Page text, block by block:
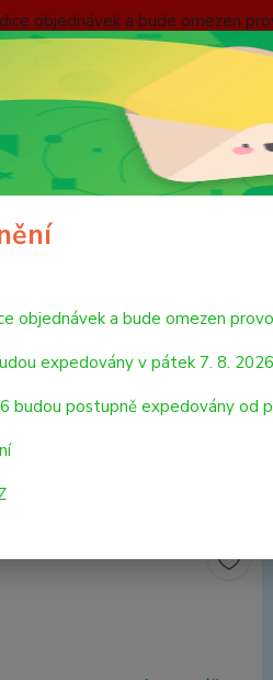
objednávek a bude omezen
od pátku 7. 8. 2026 do
REKLAMAČNÍ ŘÁD
a bude omezen
expedovány v pátek 7. 8.
budou postupně expedovány od